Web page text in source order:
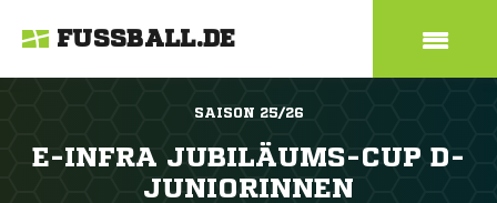
FUSSBALL.DE
SAISON 25/26
E-INFRA JUBILÄUMS-CUP D-
JUNIORINNEN